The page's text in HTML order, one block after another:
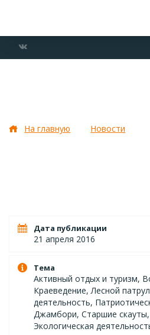
О СКАУТАХ
КОНТАКТЫ
На главную Новости
Дата публикации
21 апреля 2016
Тема
Активный отдых и туризм,
Краеведение, Лесной
деятельность,
Джамбори, Старшие
Экологическая